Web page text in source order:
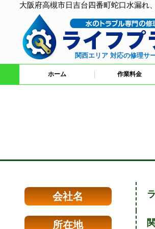
大阪府高槻市日吉台四番町蛇口水漏れ
関西エリア 対応の修理サ
ホーム 作業料金
会社名
所在地